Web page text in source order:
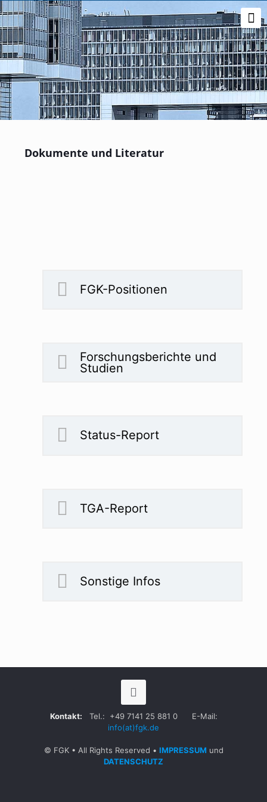
Dokumente und Literatur
FGK-Positionen
Forschungsberichte und
Studien
Status-Report
TGA-Report
Sonstige Infos
Kontakt: Tel.: +49 7141 25 881 0E-Mail:
info(at)fgk.de
© FGK • All Rights Reserved • IMPRESSUM und
DATENSCHUTZ